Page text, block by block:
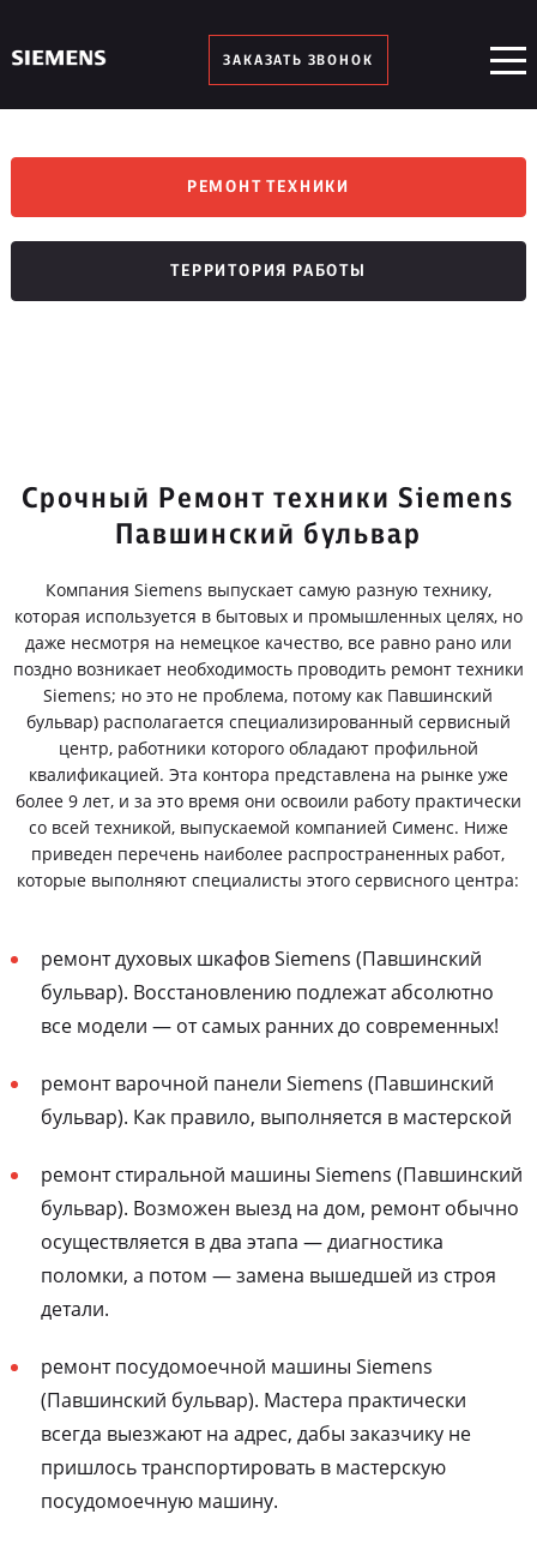
ЗАКАЗАТЬ ЗВОНОК
РЕМОНТ ТЕХНИКИ
ТЕРРИТОРИЯ РАБОТЫ
Срочный Ремонт техники Siemens
Павшинский бульвар
Компания Siemens выпускает самую разную технику,
которая используется в бытовых и промышленных целях, но
даже несмотря на немецкое качество, все равно рано или
поздно возникает необходимость проводить ремонт техники
Siemens; но это не проблема, потому как Павшинский
бульвар) располагается специализированный сервисный
центр, работники которого обладают профильной
квалификацией. Эта контора представлена на рынке уже
более 9 лет, и за это время они освоили работу практически
со всей техникой, выпускаемой компанией Сименс. Ниже
приведен перечень наиболее распространенных работ,
которые выполняют специалисты этого сервисного центра:
ремонт духовых шкафов Siemens (Павшинский
бульвар). Восстановлению подлежат абсолютно
все модели — от самых ранних до современных!
ремонт варочной панели Siemens (Павшинский
бульвар). Как правило, выполняется в мастерской
ремонт стиральной машины Siemens (Павшинский
бульвар). Возможен выезд на дом, ремонт обычно
осуществляется в два этапа — диагностика
поломки, а потом — замена вышедшей из строя
детали.
ремонт посудомоечной машины Siemens
(Павшинский бульвар). Мастера практически
всегда выезжают на адрес, дабы заказчику не
пришлось транспортировать в мастерскую
посудомоечную машину.